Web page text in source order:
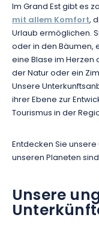
Im Grand Est gibt es
mit allem Komfort,
Urlaub ermöglichen.
oder in den Bäumen,
eine Blase im
der Natur oder ein
Unsere
ihrer Ebene zur
Tourismus in der
Entdecken Sie
unseren Planeten
Unsere